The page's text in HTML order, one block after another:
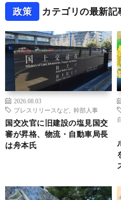
政策 カテゴリの最新記
2026.08.03
プレスリリースなど
幹部人事
国交次官に旧建設の塩見国交
審が昇格、物流・自動車局長
は舟本氏